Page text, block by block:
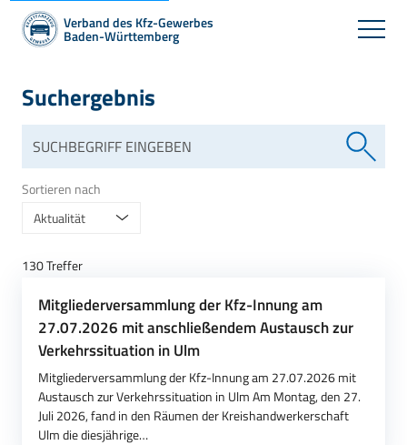
Verband des Kfz-Gewerbes
Baden-Württemberg
Suchergebnis
Sortieren nach
Aktualität
130 Treffer
Mitgliederversammlung der Kfz-Innung am
27.07.2026 mit anschließendem Austausch zur
Verkehrssituation in Ulm
Mitgliederversammlung der Kfz-Innung am 27.07.2026 mit
Austausch zur Verkehrssituation in Ulm Am Montag, den 27.
Juli 2026, fand in den Räumen der Kreishandwerkerschaft
Ulm die diesjährige…